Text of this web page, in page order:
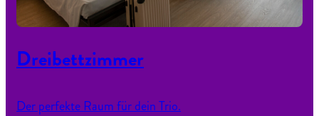
Dreibettzimmer
Der perfekte Raum für dein Trio.